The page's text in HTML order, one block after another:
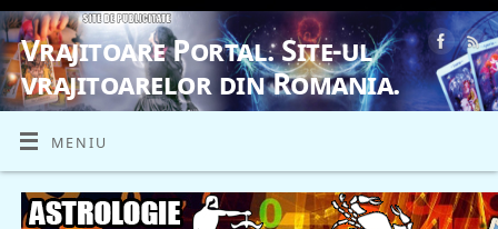
Vrajitoare Portal. Site-ul
vrajitoarelor din Romania.
VRAJITOARE, VRAJITOARELE, VRAJITOARE
MENIU